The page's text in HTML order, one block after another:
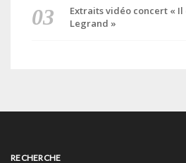
Extraits vidéo concert «
Legrand »
RECHERCHE